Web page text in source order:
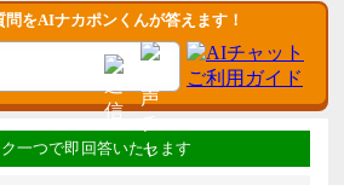
問をAIナカポンくんが答えます！